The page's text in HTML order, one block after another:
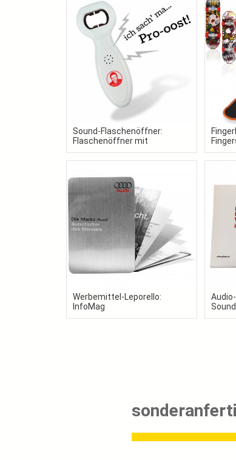
Sound-Flaschenöffner:
Flaschenöffner mit
Wunschsound als
Werbeartikel
Werbemittel-Leporello:
InfoMag